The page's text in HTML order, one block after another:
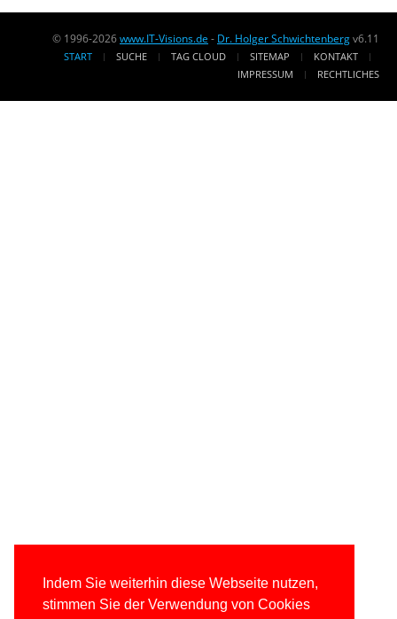
Indem Sie weiterhin diese Webseite nutzen,
stimmen Sie der Verwendung von Cookies
© 1996-2026www.IT-Visions.de - Dr. Holger Schwichtenbergv6.11
START SUCHE TAG CLOUD SITEMAP
KONTAKT
IMPRESSUM
RECHTLICHES